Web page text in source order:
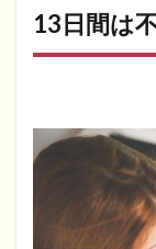
13日間は